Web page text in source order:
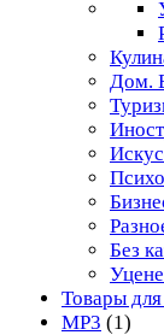
Дом.
Без
Товары
MP3 (1)